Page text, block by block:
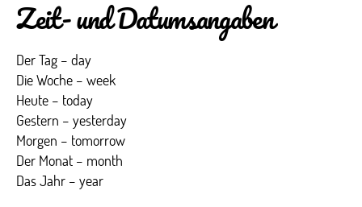
Zeit- und Datumsangaben
Der Tag – day
Die Woche – week
Heute – today
Gestern – yesterday
Morgen – tomorrow
Der Monat – month
Das Jahr – year